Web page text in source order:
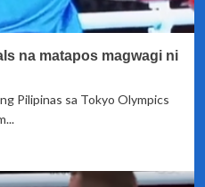
na matapos magwagi ni
Pilipinas sa Tokyo Olympics